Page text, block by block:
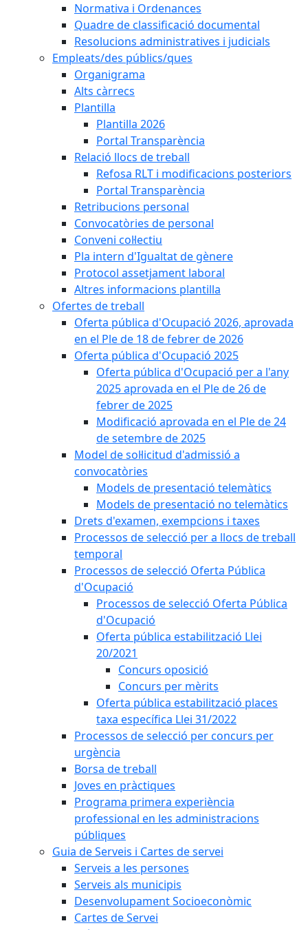
Normativa i Ordenances
Quadre de classificació documental
Resolucions administratives i judicials
Empleats/des públics/ques
Organigrama
Alts càrrecs
Plantilla
Plantilla 2026
Portal Transparència
Relació llocs de treball
Refosa RLT i modificacions posteriors
Portal Transparència
Retribucions personal
Convocatòries de personal
Conveni col·lectiu
Pla intern d'Igualtat de gènere
Protocol assetjament laboral
Altres informacions plantilla
Ofertes de treball
Oferta pública d'Ocupació 2026, aprovada
en el Ple de 18 de febrer de 2026
Oferta pública d'Ocupació 2025
Oferta pública d'Ocupació per a l'any
2025 aprovada en el Ple de 26 de
febrer de 2025
Modificació aprovada en el Ple de 24
de setembre de 2025
Model de sol·licitud d'admissió a
convocatòries
Models de presentació telemàtics
Models de presentació no telemàtics
Drets d'examen, exempcions i taxes
Processos de selecció per a llocs de treball
temporal
Processos de selecció Oferta Pública
d'Ocupació
Processos de selecció Oferta Pública
d'Ocupació
Oferta pública estabilització Llei
20/2021
Concurs oposició
Concurs per mèrits
Oferta pública estabilització places
taxa específica Llei 31/2022
Processos de selecció per concurs per
urgència
Borsa de treball
Joves en pràctiques
Programa primera experiència
professional en les administracions
públiques
Guia de Serveis i Cartes de servei
Serveis a les persones
Serveis als municipis
Desenvolupament Socioeconòmic
Cartes de Servei